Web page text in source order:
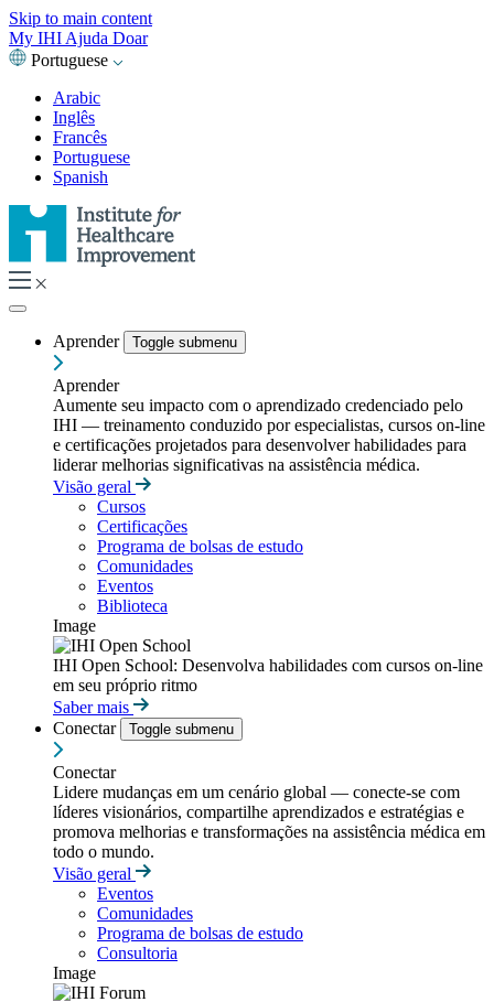
Skip to main content
My IHI Ajuda Doar
Portuguese
Arabic
Inglês
Francês
Portuguese
Spanish
Aprender Toggle submenu
Aprender
Aumente seu impacto com o aprendizado credenciado pelo
IHI — treinamento conduzido por especialistas, cursos on-line
e certificações projetados para desenvolver habilidades para
liderar melhorias significativas na assistência médica.
Visão geral
Cursos
Certificações
Programa de bolsas de estudo
Comunidades
Eventos
Biblioteca
Image
IHI Open School: Desenvolva habilidades com cursos on-line
em seu próprio ritmo
Saber mais
Conectar
Toggle submenu
Conectar
Lidere mudanças em um cenário global — conecte-se com
líderes visionários, compartilhe aprendizados e estratégias e
promova melhorias e transformações na assistência médica em
todo o mundo.
Visão geral
Eventos
Comunidades
Programa de bolsas de estudo
Consultoria
Image